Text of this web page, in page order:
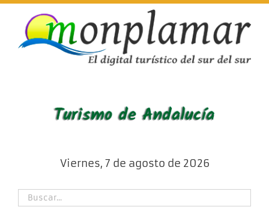
Skip
content
Viernes, 7 de agosto de 2026